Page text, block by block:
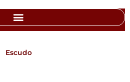
Escudo